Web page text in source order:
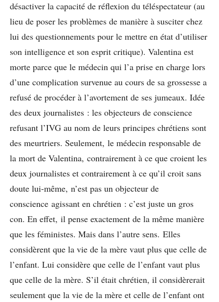
désactiver la capacité de réflexion du téléspectateur (au
lieu de poser les problèmes de manière à susciter chez
lui des questionnements pour le mettre en état d’utiliser
son intelligence et son esprit critique). Valentina est
morte parce que le médecin qui l’a prise en charge lors
d’une complication survenue au cours de sa grossesse a
refusé de procéder à l’avortement de ses jumeaux. Idée
des deux journalistes : les objecteurs de conscience
refusant l’IVG au nom de leurs principes chrétiens sont
des meurtriers. Seulement, le médecin responsable de
la mort de Valentina, contrairement à ce que croient les
deux journalistes et contrairement à ce qu’il croit sans
doute lui-même, n’est pas un objecteur de
conscience agissant en chrétien : c’est juste un gros
con. En effet, il pense exactement de la même manière
que les féministes. Mais dans l’autre sens. Elles
considèrent que la vie de la mère vaut plus que celle de
l’enfant. Lui considère que celle de l’enfant vaut plus
que celle de la mère. S’il était chrétien, il considèrerait
seulement que la vie de la mère et celle de l’enfant ont